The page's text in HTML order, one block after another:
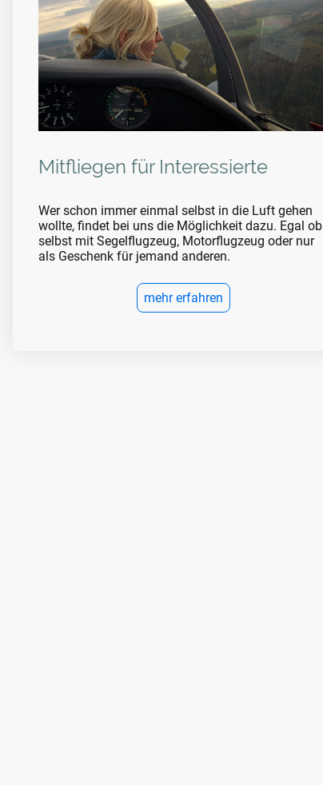
Mitfliegen für Interessierte
Wer schon immer einmal selbst in die Luft gehen
wollte, findet bei uns die Möglichkeit dazu. Egal ob
selbst mit Segelflugzeug, Motorflugzeug oder nur
als Geschenk für jemand anderen.
mehr erfahren